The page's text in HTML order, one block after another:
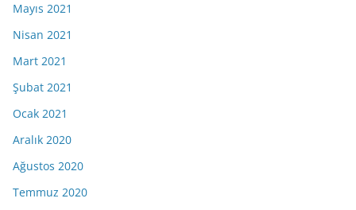
Mayıs 2021
Nisan 2021
Mart 2021
Şubat 2021
Ocak 2021
Aralık 2020
Ağustos 2020
Temmuz 2020